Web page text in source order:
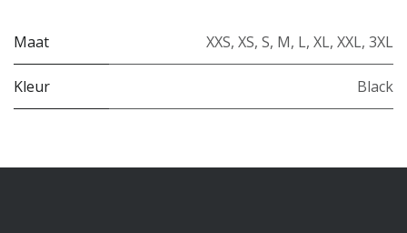
Maat XXS, XS, S, M, L, XL, XXL, 3XL
Kleur Black